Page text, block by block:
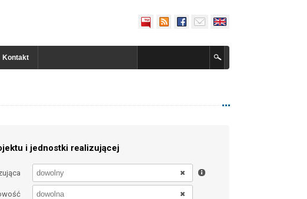
Kontakt
i jednostki realizującej